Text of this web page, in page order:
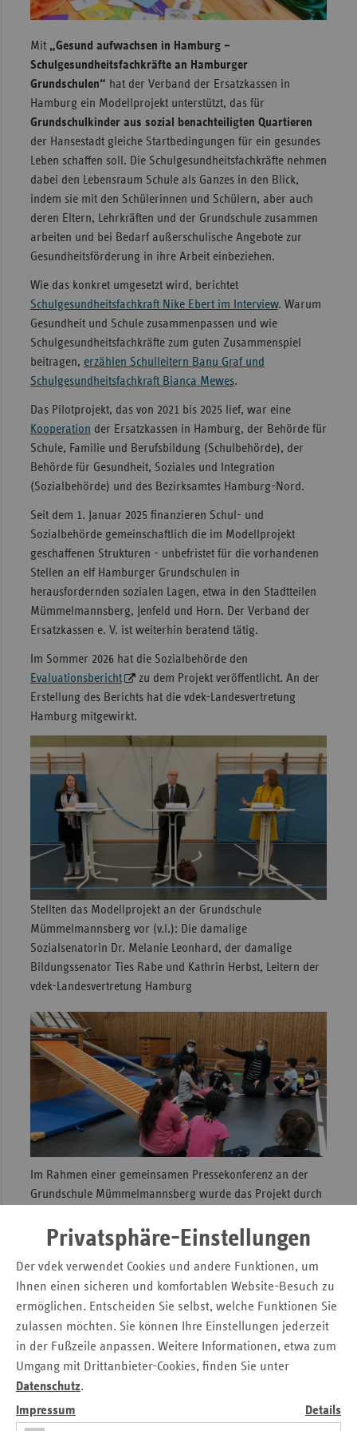
Privatsphäre-Einstellungen
Der vdek verwendet Cookies und andere Funktionen, um
Ihnen einen sicheren und komfortablen Website-Besuch zu
ermöglichen. Entscheiden Sie selbst, welche Funktionen Sie
zulassen möchten. Sie können Ihre Einstellungen jederzeit
in der Fußzeile anpassen. Weitere Informationen, etwa zum
Umgang mit Drittanbieter-Cookies, finden Sie unter
Datenschutz.
Impressum
Details
Mit „Gesund aufwachsen in Hamburg –
Schulgesundheitsfachkräfte an Hamburger
Grundschulen“ hat der Verband der Ersatzkassen in
Hamburg ein Modellprojekt unterstützt, das für
Grundschulkinder aus sozial benachteiligten Quartieren
der Hansestadt gleiche Startbedingungen für ein gesundes
Leben schaffen soll. Die Schulgesundheitsfachkräfte nehmen
dabei den Lebensraum Schule als Ganzes in den Blick,
indem sie mit den Schülerinnen und Schülern, aber auch
deren Eltern, Lehrkräften und der Grundschule zusammen
arbeiten und bei Bedarf außerschulische Angebote zur
Gesundheitsförderung in ihre Arbeit einbeziehen.
Wie das konkret umgesetzt wird, berichtet
Schulgesundheitsfachkraft Nike Ebert im Interview. Warum
Gesundheit und Schule zusammenpassen und wie
Schulgesundheitsfachkräfte zum guten Zusammenspiel
beitragen, erzählen Schulleitern Banu Graf und
Schulgesundheitsfachkraft Bianca Mewes.
Das Pilotprojekt, das von 2021 bis 2025 lief, war eine
Kooperation der Ersatzkassen in Hamburg, der Behörde für
Schule, Familie und Berufsbildung (Schulbehörde), der
Behörde für Gesundheit, Soziales und Integration
(Sozialbehörde) und des Bezirksamtes Hamburg-Nord.
Seit dem 1. Januar 2025 finanzieren Schul- und
Sozialbehörde gemeinschaftlich die im Modellprojekt
geschaffenen Strukturen - unbefristet für die vorhandenen
Stellen an elf Hamburger Grundschulen in
herausfordernden sozialen Lagen, etwa in den Stadtteilen
Mümmelmannsberg, Jenfeld und Horn. Der Verband der
Ersatzkassen e. V. ist weiterhin beratend tätig.
Im Sommer 2026 hat die Sozialbehörde den
Evaluationsbericht
zu dem Projekt veröffentlicht. An der
Erstellung des Berichts hat die vdek-Landesvertretung
Hamburg mitgewirkt.
Stellten das Modellprojekt an der Grundschule
Mümmelmannsberg vor (v.l.): Die damalige
Sozialsenatorin Dr. Melanie Leonhard, der damalige
Bildungssenator Ties Rabe und Kathrin Herbst, Leitern der
vdek-Landesvertretung Hamburg
Im Rahmen einer gemeinsamen Pressekonferenz an der
Grundschule Mümmelmannsberg wurde das Projekt durch
damaligen Bildungssenator Ties Rabe und Kathrin Herbst,
Leiterin des Verbands der Ersatzkassen, in Hamburg,
vorgestellt. Dabei gingen sie besonders darauf ein, warum
es so wichtig ist, gerade Kinder aus sozial benachteiligten
Familien in den Blick zu nehmen. Diese haben
beispielsweise oftmals weniger Platz, um sich zu bewegen,
etwa weil in ihrem Stadtteil wenig öffentlich zugängliche
Grünflächen vorhanden sind. Oder bei den Eltern gibt es
bisweilen weniger Kapazitäten, ihren Kindern gesunde
Ernährung als Selbstverständlichkeit vorzuleben. In einer
modellhaften Bewegungseinheit zeigten